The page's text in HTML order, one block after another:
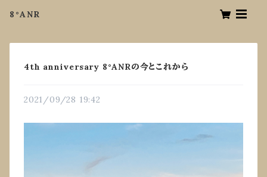
8°ANR
4th anniversary 8°ANRの今とこれから
2021/09/28 19:42